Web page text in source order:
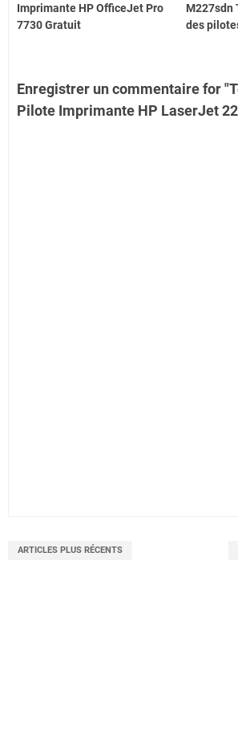
Imprimante HP OfficeJet Pro
7730 Gratuit
M227sdn
des
Enregistrer un commentaire for
Pilote Imprimante HP LaserJet
ARTICLES PLUS RÉCENTS